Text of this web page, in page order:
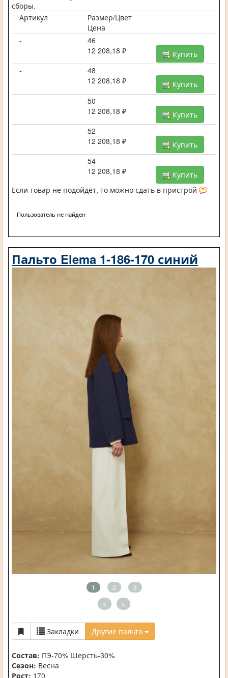
сборы.
Артикул
Размер/Цвет
Цена
-
46
12 208,18 ₽
Купить
-
48
12 208,18 ₽
Купить
-
50
12 208,18 ₽
Купить
-
52
12 208,18 ₽
Купить
-
54
12 208,18 ₽
Купить
Если товар не подойдет, то можно сдать в пристрой
Пользователь не найден
Пальто Elema 1-186-170 синий
1 2 3
< >
Закладки Другие пальто
Состав: ПЭ-70% Шерсть-30%
Сезон: Весна
Рост: 170